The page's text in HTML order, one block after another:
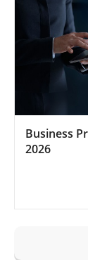
Business
2026